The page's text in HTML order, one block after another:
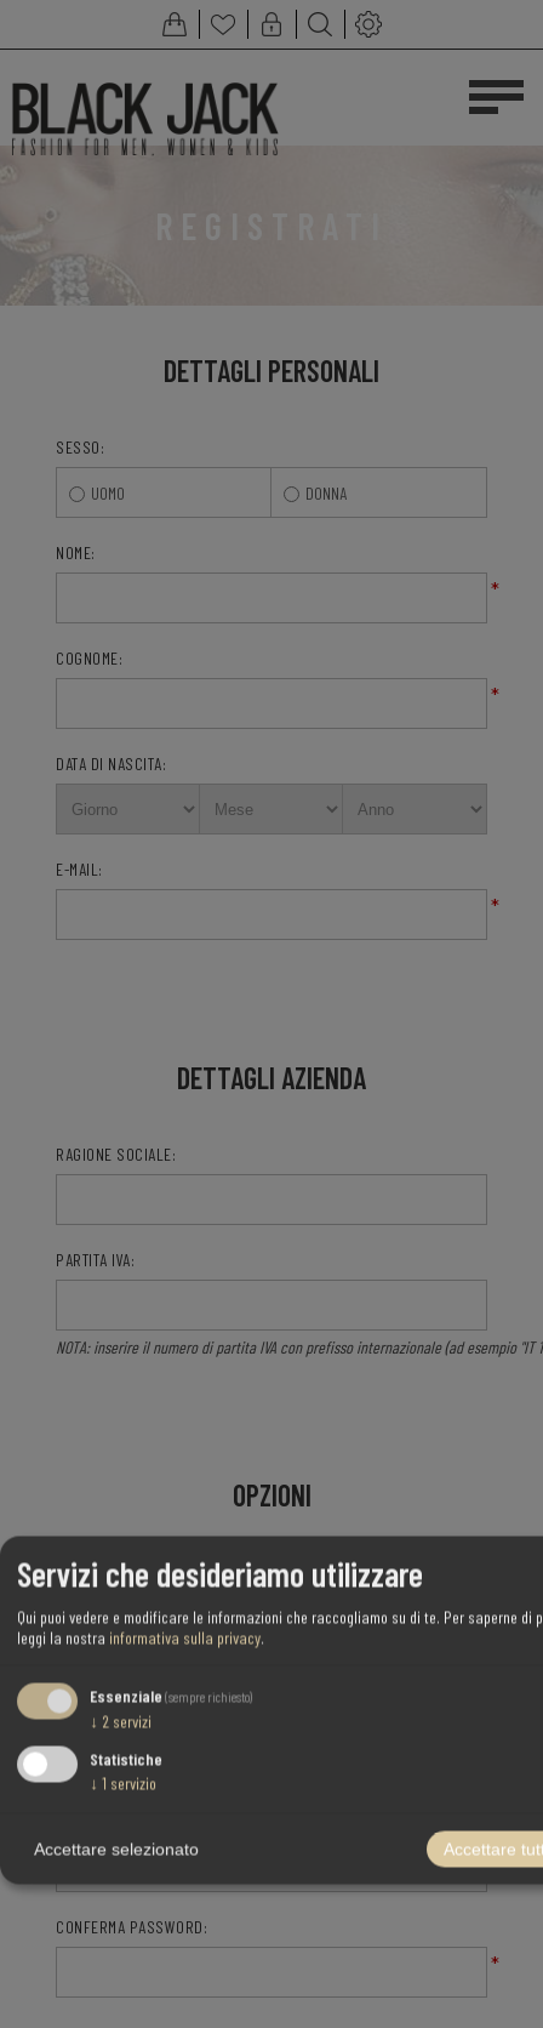
DETTAGLI PERSONALI
SESSO:
UOMO DONNA
NOME:
*
COGNOME:
*
DATA DI NASCITA:
E-MAIL:
*
DETTAGLI AZIENDA
RAGIONE SOCIALE:
PARTITA IVA:
NOTA: inserire il numero di partita IVA con prefisso internazionale (ad esempio "IT
OPZIONI
RICEVI LA NEWSLETTER:
*
CONFERMA PASSWORD:
*
Servizi che desideriamo utilizzare
Qui puoi vedere e modificare le informazioni che raccogliamo su di te. Per saperne di
leggi la nostra informativa sulla privacy.
Essenziale (sempre richiesto)
↓ 2 servizi
Statistiche
↓ 1 servizio
Accettare selezionato Accettare